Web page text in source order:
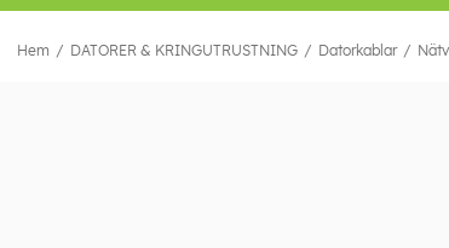
Hem DATORER & KRINGUTRUSTNING Datorkablar